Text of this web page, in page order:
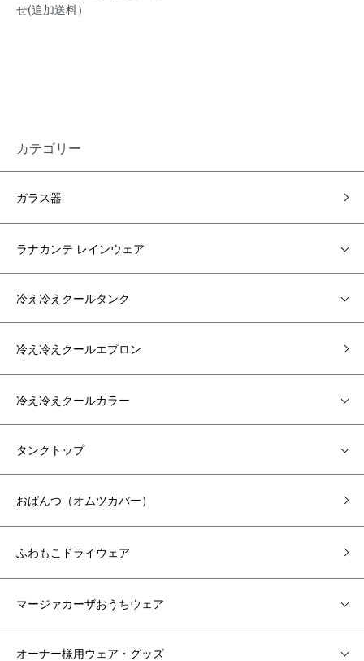
せ(追加送料）
カテゴリー
ガラス器
ラナカンテ レインウェア
冷え冷えクールタンク
冷え冷えクールエプロン
冷え冷えクールカラー
タンクトップ
おぱんつ（オムツカバー）
ふわもこドライウェア
マージァカーザおうちウェア
オーナー様用ウェア・グッズ